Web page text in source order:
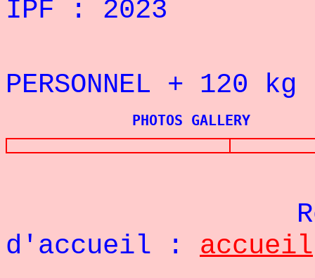
IPF : 2023
PERSONNEL + 120
PHOTOS GALLERY
d'accueil : accueil